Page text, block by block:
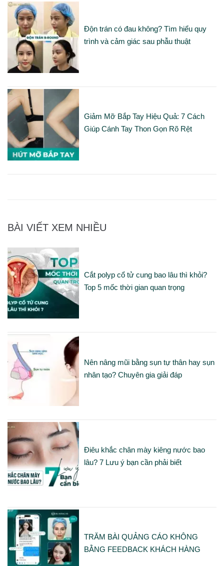
Độn trán có đau không? Tìm hiểu quy
trình và cảm giác sau phẫu thuật
Giảm Mỡ Bắp Tay Hiệu Quả: 7 Cách
Giúp Cánh Tay Thon Gọn Rõ Rệt
BÀI VIẾT XEM NHIỀU
Cắt polyp cổ tử cung bao lâu thì khỏi?
Top 5 mốc thời gian quan trọng
Nên nâng mũi bằng sụn tự thân hay sụn
nhân tạo? Chuyên gia giải đáp
Điêu khắc chân mày kiêng nước bao
lâu? 7 Lưu ý bạn cần phải biết
TRĂM BÀI QUẢNG CÁO KHÔNG
BẰNG FEEDBACK KHÁCH HÀNG